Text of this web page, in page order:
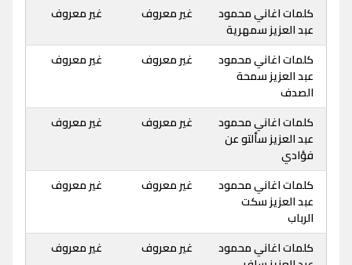
كلمات اغاني محمود
عبد العزيز سمهرية
غير معروف غير معروف
كلمات اغاني محمود
عبد العزيز سمحة
الصدف
غير معروف غير معروف
كلمات اغاني محمود
عبد العزيز سألتو عن
فؤادي
غير معروف غير معروف
كلمات اغاني محمود
عبد العزيز سكت
الرباب
غير معروف غير معروف
كلمات اغاني محمود
غير معروف غير معروف